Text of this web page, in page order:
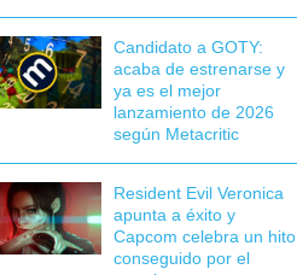
Candidato a GOTY:
acaba de estrenarse y
ya es el mejor
lanzamiento de 2026
según Metacritic
Resident Evil Veronica
apunta a éxito y
Capcom celebra un hito
conseguido por el